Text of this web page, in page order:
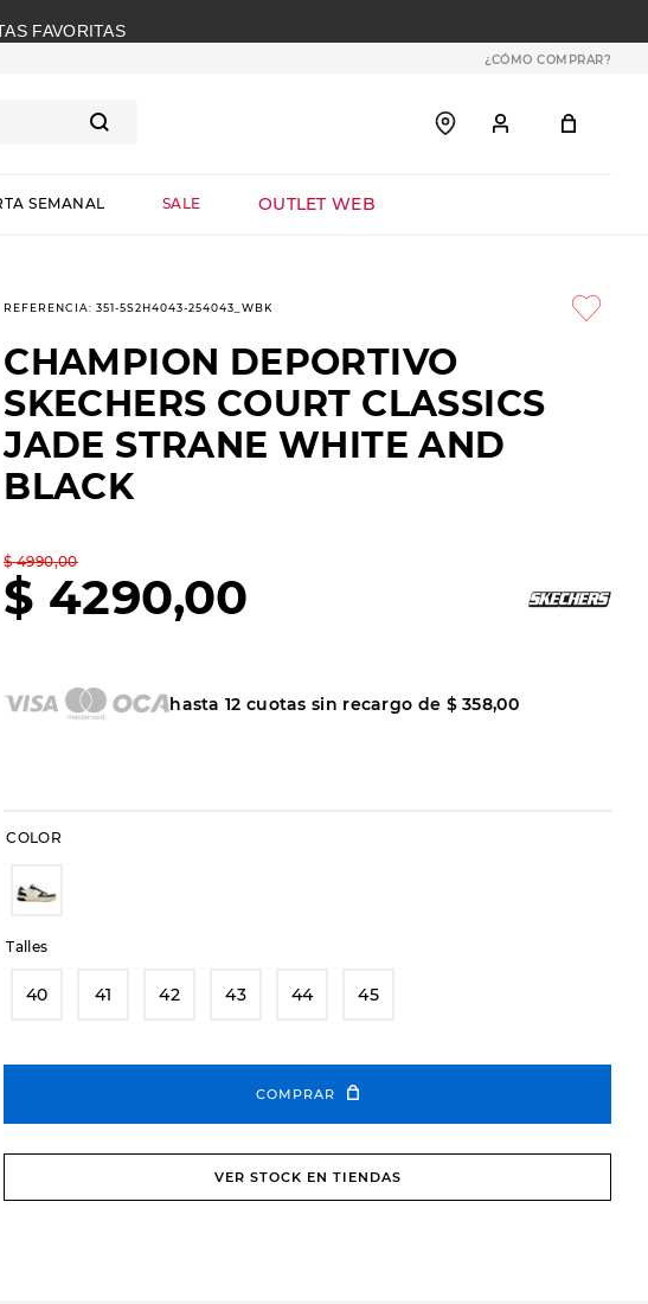
FAVORITAS
¿CÓMO COMPRAR?
SEMANAL SALE OUTLET WEB
REFERENCIA:351-5S2H4043-254043_WBK
CHAMPION DEPORTIVO
SKECHERS COURT CLASSICS
JADE STRANE WHITE AND
BLACK
$ 4990,00
$ 4290,00
hasta12 cuotas sin recargo de $ 358,00
COLOR
Talles
40 41 42 43 44 45
COMPRAR
VER STOCK EN TIENDAS